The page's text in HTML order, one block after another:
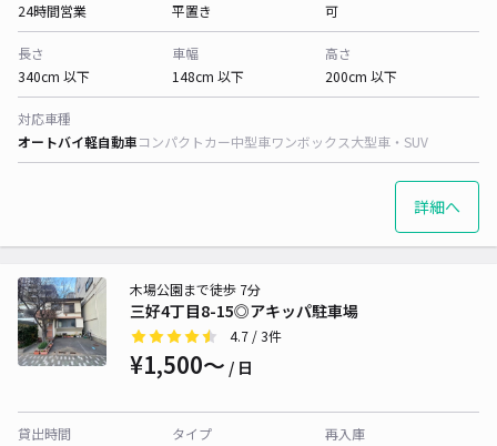
24時間営業
平置き
可
長さ
340cm 以下
車幅
148cm 以下
高さ
200cm 以下
対応車種
オートバイ軽自動車コンパクトカー中型車ワンボックス大型車・SUV
詳細へ
三好4丁目8-15◎アキッパ駐車場
木場公園まで徒歩 7分
4.7 / 3件
¥1,500〜 / 日
貸出時間
タイプ
再入庫